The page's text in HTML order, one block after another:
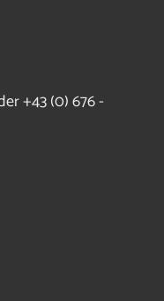
+43 (0) 676 -